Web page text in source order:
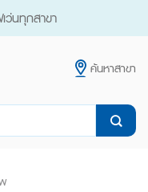
ว่นทุกสาขา
ค้นหาสาขา